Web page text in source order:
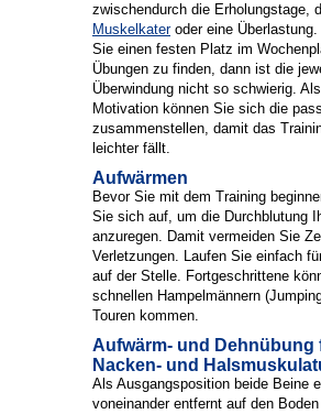
zwischendurch die Erholungstage,
Muskelkateroder eine Überlastung.
Sie einen festen Platz im
Übungen zu finden, dann ist die
Überwindung nicht so schwierig.
Motivation können Sie sich die
zusammenstellen, damit das
leichter fällt.
Aufwärmen
Bevor Sie mit dem Training
Sie sich auf, um die Durchblutung
anzuregen. Damit vermeiden Sie
Verletzungen. Laufen Sie einfach
auf der Stelle. Fortgeschrittene
schnellen Hampelmännern
Touren kommen.
Aufwärm- und Dehnübung
Nacken- und
Als Ausgangsposition beide Beine
voneinander entfernt auf den